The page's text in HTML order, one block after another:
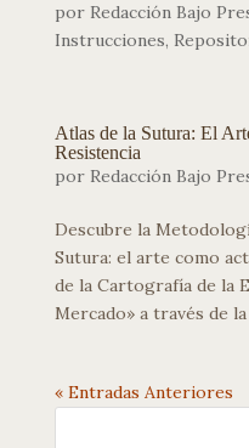
por Redacción Bajo
Instrucciones,
Atlas de la Sutura: El
Resistencia
por Redacción Bajo
Descubre la
Sutura: el arte como
de la Cartografía de la
Mercado» a través de
« Entradas Anteriores